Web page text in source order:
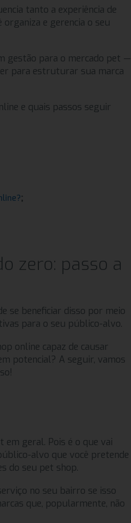
tanto a experiência de
e gerencia o seu
gestão para o mercado pet —
para estruturar sua marca
e quais passos seguir
;
zero: passo a
se beneficiar disso por meio
para o seu público-alvo.
online capaz de causar
potencial? A seguir, vamos
geral. Pois é o que vai
alvo que você pretende
do seu pet shop.
no seu bairro se isso
que, popularmente, não